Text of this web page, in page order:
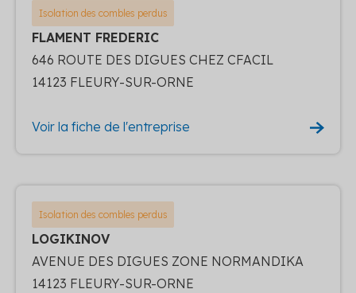
Isolation des combles perdus
FLAMENT FREDERIC
646 ROUTE DES DIGUES CHEZ CFACIL
14123 FLEURY-SUR-ORNE
Voir la fiche de l'entreprise
Isolation des combles perdus
LOGIKINOV
AVENUE DES DIGUES ZONE NORMANDIKA
14123 FLEURY-SUR-ORNE